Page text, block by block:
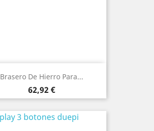
Brasero De Hierro Para...
Precio
62,92 €